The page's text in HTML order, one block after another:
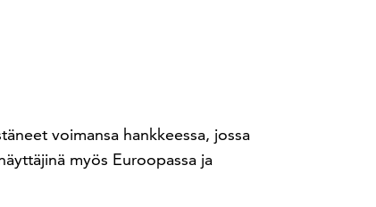
voimansa hankkeessa, jossa
myös Euroopassa ja